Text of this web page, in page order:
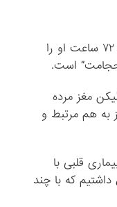
“هر کسی بر اثر سکته ی قلبی مرد تا ۷۲ ساعت او را
است.
مغز مرده
هم مرتبط و
قلبی با
که با چند